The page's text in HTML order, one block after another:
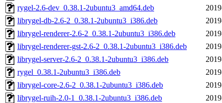
rygel-2.6-dev_0.38.1-2ubuntu3_amd64.deb
librygel-db-2.6-2_0.38.1-2ubuntu3_i386.deb
librygel-renderer-2.6-2_0.38.1-2ubuntu3_i386.deb
librygel-renderer-gst-2.6-2_0.38.1-2ubuntu3_i386.deb
librygel-server-2.6-2_0.38.1-2ubuntu3_i386.deb
rygel_0.38.1-2ubuntu3_i386.deb
librygel-core-2.6-2_0.38.1-2ubuntu3_i386.deb
librygel-ruih-2.0-1_0.38.1-2ubuntu3_i386.deb